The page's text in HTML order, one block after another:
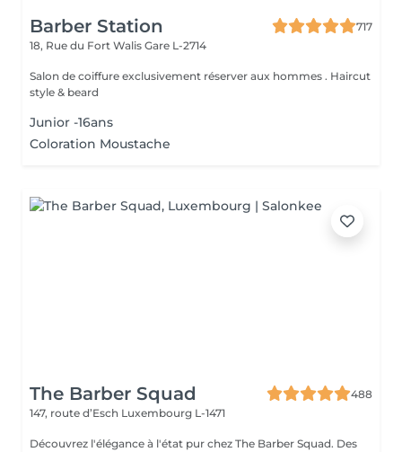
Barber Station
717
18, Rue du Fort Walis Gare L-2714
Salon de coiffure exclusivement réserver aux hommes . Haircut
style & beard
Junior -16ans
Coloration Moustache
The Barber Squad
488
147, route d’Esch Luxembourg L-1471
Découvrez l'élégance à l'état pur chez The Barber Squad. Des